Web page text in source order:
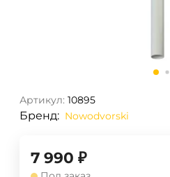
Артикул: 10895
Бренд: Nowodvorski
7 990 ₽